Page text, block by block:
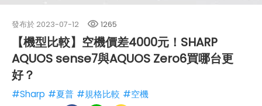
發布於 2023-07-12 1265
【機型比較】空機價差4000元！SHARP
AQUOS sense7與AQUOS Zero6買哪台更
好？
#Sharp #夏普 #規格比較 #空機